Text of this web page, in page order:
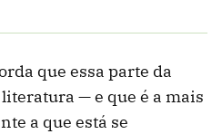
que essa parte da
— e que é a mais
a que está se